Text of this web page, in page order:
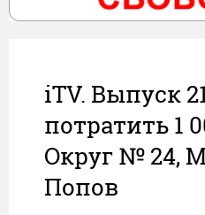
iTV. Выпуск
потратить 1
Округ № 24,
Попов